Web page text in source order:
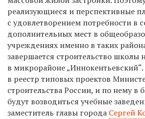
реализующиеся и перспективные
с удовлетворением потребности в
дополнительных мест в
учреждениях именно в таких
завершается строительство школы
в микрорайоне
в реестр типовых проектов
строительства России, и по нему
будут возводиться учебные
заместитель главы города Сергей